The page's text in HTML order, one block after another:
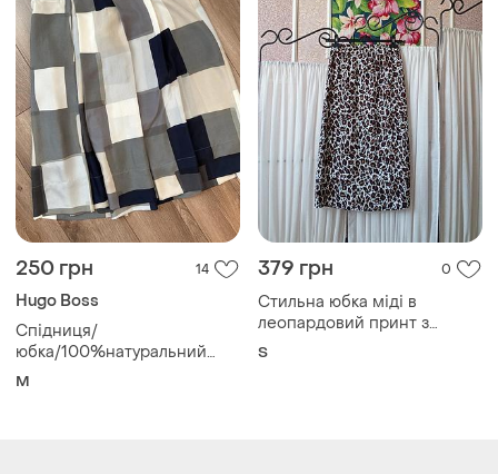
250 грн 14
Hugo Boss
Спідниця/
юбка/100%натуральний
шовк
M
379 грн 0
Стильна юбка міді в
леопардовий принт з
розрізом forever.
S